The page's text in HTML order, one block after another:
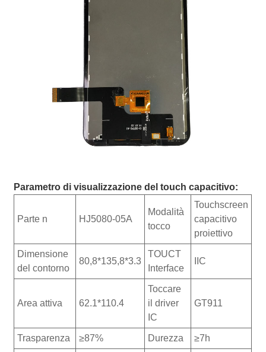
Parametro di visualizzazione del touch capacitivo:
Parte n HJ5080-05A
Modalità
tocco
Touchscreen
capacitivo
proiettivo
Dimensione
del contorno
80,8*135,8*3.3
TOUCT
Interface
IIC
Area attiva 62.1*110.4
Toccare
il driver
IC
GT911
Trasparenza ≥87% Durezza ≥7h